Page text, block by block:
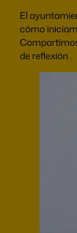
El
cómo
de reflexión .